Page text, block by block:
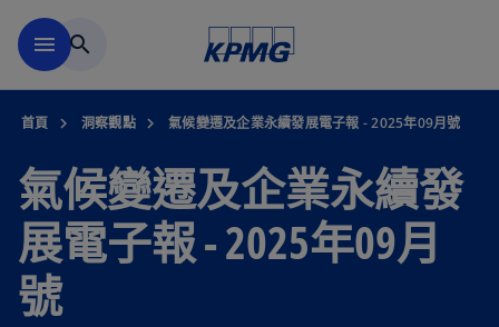
menu search
首頁 洞察觀點 氣候變遷及企業永續發展電子報 - 2025年09月號
氣候變遷及企業永續發
展電子報 - 2025年09月
號